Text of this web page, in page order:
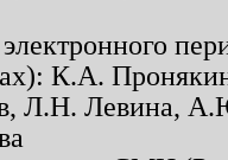
К.А.
Л.Н. Левина,